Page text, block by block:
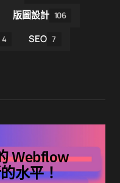
版圖設計 106
4 SEO 7
Webflow
水平！